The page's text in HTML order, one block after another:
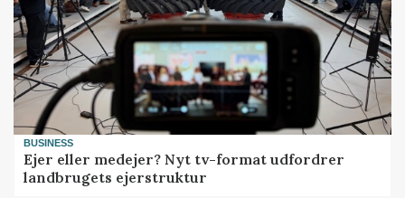
BUSINESS
Ejer eller medejer? Nyt tv-format udfordrer
landbrugets ejerstruktur